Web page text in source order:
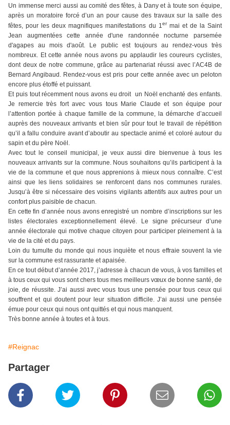
Un immense merci aussi au comité des fêtes, à Dany et à toute son équipe,
après un moratoire forcé d’un an pour cause des travaux sur la salle des
fêtes, pour les deux magnifiques manifestations du 1er mai et de la Saint
Jean augmentées cette année d'une randonnée nocturne parsemée
d'agapes au mois d'août. Le public est toujours au rendez-vous très
nombreux. Et cette année nous avons pu applaudir les coureurs cyclistes,
dont deux de notre commune, grâce au partenariat réussi avec l’AC4B de
Bernard Angibaud. Rendez-vous est pris pour cette année avec un peloton
encore plus étoffé et puissant.
Et puis tout récemment nous avons eu droit un Noël enchanté des enfants.
Je remercie très fort avec vous tous Marie Claude et son équipe pour
l’attention portée à chaque famille de la commune, la démarche d’accueil
auprès des nouveaux arrivants et bien sûr pour tout le travail de répétition
qu’il a fallu conduire avant d’aboutir au spectacle animé et coloré autour du
sapin et du père Noël.
Avec tout le conseil municipal, je veux aussi dire bienvenue à tous les
nouveaux arrivants sur la commune. Nous souhaitons qu’ils participent à la
vie de la commune et que nous apprenions à mieux nous connaître. C’est
ainsi que les liens solidaires se renforcent dans nos communes rurales.
Jusqu’à être si nécessaire des voisins vigilants attentifs aux autres pour un
confort plus paisible de chacun.
En cette fin d’année nous avons enregistré un nombre d’inscriptions sur les
listes électorales exceptionnellement élevé. Le signe précurseur d’une
année électorale qui motive chaque citoyen pour participer pleinement à la
vie de la cité et du pays.
Loin du tumulte du monde qui nous inquiète et nous effraie souvent la vie
sur la commune est rassurante et apaisée.
En ce tout début d’année 2017, j’adresse à chacun de vous, à vos familles et
à tous ceux qui vous sont chers tous mes meilleurs vœux de bonne santé, de
joie, de réussite. J’ai aussi avec vous tous une pensée pour tous ceux qui
souffrent et qui doutent pour leur situation difficile. J’ai aussi une pensée
émue pour ceux qui nous ont quittés et qui nous manquent.
Très bonne année à toutes et à tous.
#Reignac
Partager